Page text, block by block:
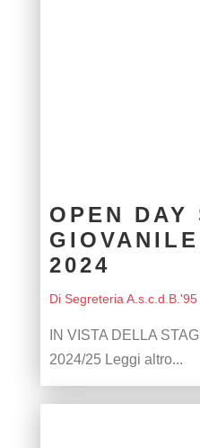
OPEN DAY
2024
Di Segreteria A.s.c.d.B.'95
IN VISTA DELLA
2024/25 Leggi altro...